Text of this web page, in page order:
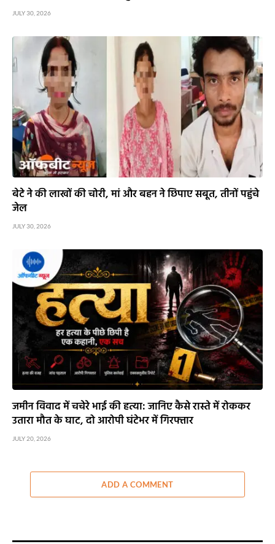
JULY 30, 2026
बेटे ने की लाखों की चोरी, मां और बहन ने छिपाए सबूत, तीनों पहुंचे
जेल
JULY 30, 2026
जमीन विवाद में चचेरे भाई की हत्या: जानिए कैसे रास्ते में रोककर
उतारा मौत के घाट, दो आरोपी घंटेभर में गिरफ्तार
JULY 20, 2026
ADD A COMMENT